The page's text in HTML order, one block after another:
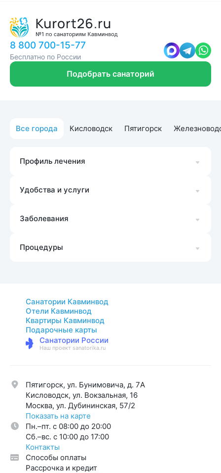
8 800 700-15-77
Бесплатно по России
Подобрать санаторий
Все города Кисловодск Пятигорск
Профиль лечения
Удобства и услуги
Заболевания
Процедуры
Санатории Кавминвод
Отели Кавминвод
Квартиры Кавминвод
Подарочные карты
Санатории России
Наш проект sanatorika.ru
Пятигорск, ул. Бунимовича, д. 7A
Кисловодск, ул. Вокзальная, 16
Москва, ул. Дубининская, 57/2
Показать на карте
Пн.–пт. с 08:00 до 20:00
Cб.–вс. с 10:00 до 17:00
Контакты
Способы оплаты
Рассрочка и кредит